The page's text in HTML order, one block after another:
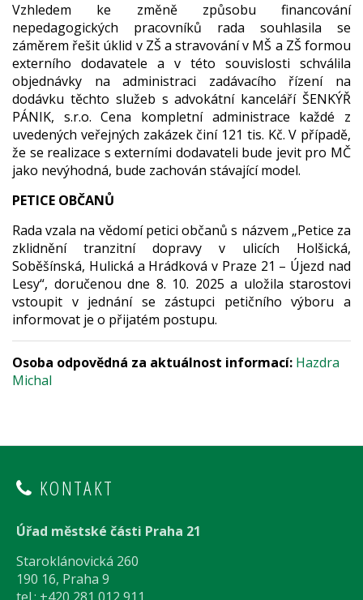
Vzhledem ke změně způsobu financování
nepedagogických pracovníků rada souhlasila se
záměrem řešit úklid v ZŠ a stravování v MŠ a ZŠ formou
externího dodavatele a v této souvislosti schválila
objednávky na administraci zadávacího řízení na
dodávku těchto služeb s advokátní kanceláří ŠENKÝŘ
PÁNIK, s.r.o. Cena kompletní administrace každé z
uvedených veřejných zakázek činí 121 tis. Kč. V případě,
že se realizace s externími dodavateli bude jevit pro MČ
jako nevýhodná, bude zachován stávající model.
PETICE OBČANŮ
Rada vzala na vědomí petici občanů s názvem „Petice za
zklidnění tranzitní dopravy v ulicích Holšická,
Soběšínská, Hulická a Hrádková v Praze 21 – Újezd nad
Lesy“, doručenou dne 8. 10. 2025 a uložila starostovi
vstoupit v jednání se zástupci petičního výboru a
informovat je o přijatém postupu.
Osoba odpovědná za aktuálnost informací: Hazdra
Michal
KONTAKT
Úřad městské části Praha 21
Staroklánovická 260
190 16, Praha 9